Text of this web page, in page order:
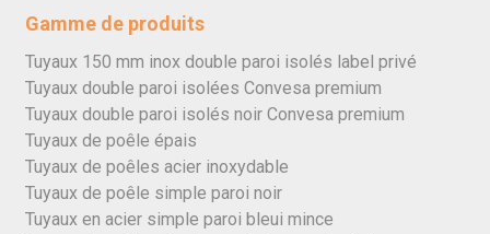
Gamme de produits
Tuyaux 150 mm inox double paroi isolés label privé
Tuyaux double paroi isolées Convesa premium
Tuyaux double paroi isolés noir Convesa premium
Tuyaux de poêle épais
Tuyaux de poêles acier inoxydable
Tuyaux de poêle simple paroi noir
Tuyaux en acier simple paroi bleui mince